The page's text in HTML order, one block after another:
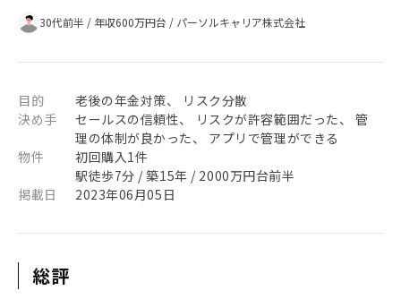
30代前半 / 年収600万円台 / パーソルキャリア株式会社
目的
老後の年金対策、 リスク分散
決め手
セールスの信頼性、 リスクが許容範囲だった、 管
理の体制が良かった、 アプリで管理ができる
物件
初回購入1件
駅徒歩7分 / 築15年 / 2000万円台前半
掲載日
2023年06月05日
総評